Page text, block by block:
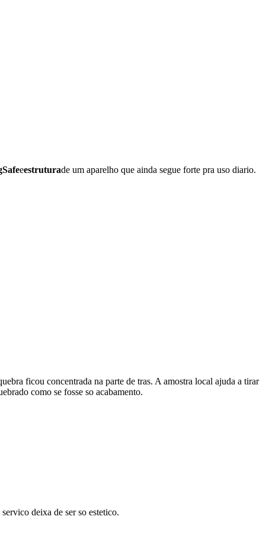
eestruturade um aparelho que ainda segue forte pra uso diario.
ficou concentrada na parte de tras. A amostra local ajuda a tirar
como se fosse so acabamento.
deixa de ser so estetico.